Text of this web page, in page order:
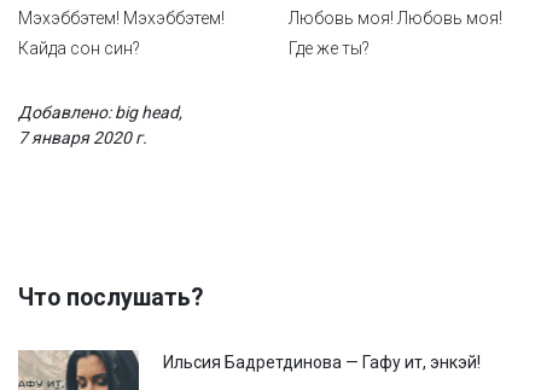
Мэхэббэтем! Мэхэббэтем!
Кайда сон син?
Любовь моя! Любовь моя!
Где же ты?
Добавлено: big head,
7 января 2020 г.
Что послушать?
Ильсия Бадретдинова — Гафу ит, энкэй!